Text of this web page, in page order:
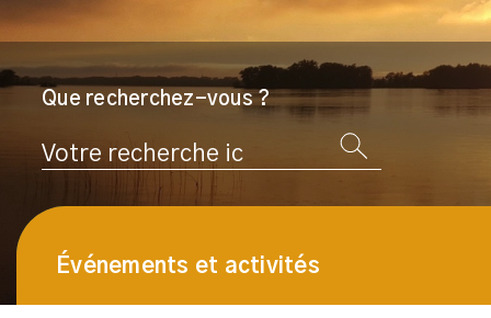
Que recherchez-vous ?
Rechercher
Événements et activités